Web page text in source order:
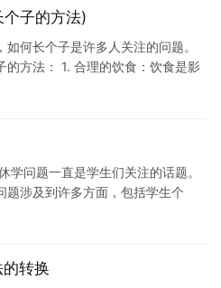
子的方法)
何长个子是许多人关注的问题。
的方法： 1. 合理的饮食：饮食是影
学问题一直是学生们关注的话题。
题涉及到许多方面，包括学生个
转换